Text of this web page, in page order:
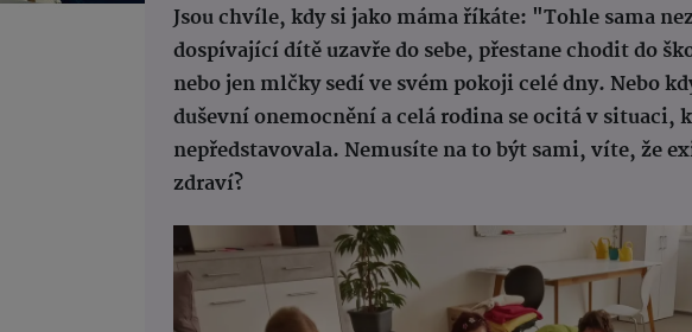
Jsou chvíle, kdy si jako máma říkáte: "Tohle sama
dospívající dítě uzavře do sebe, přestane chodit do
nebo jen mlčky sedí ve svém pokoji celé dny. Nebo
duševní onemocnění a celá rodina se ocitá v situaci,
nepředstavovala. Nemusíte na to být sami, víte, že
zdraví?